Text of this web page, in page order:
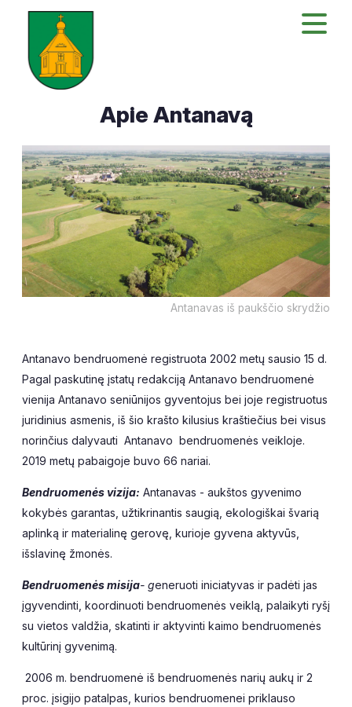
Apie Antanavą
Antanavas iš paukščio skrydžio
Antanavo bendruomenė registruota 2002 metų sausio 15 d.
Pagal paskutinę įstatų redakciją Antanavo bendruomenė
vienija Antanavo seniūnijos gyventojus bei joje registruotus
juridinius asmenis, iš šio krašto kilusius kraštiečius bei visus
norinčius dalyvauti Antanavo bendruomenės veikloje.
2019 metų pabaigoje buvo 66 nariai.
Bendruomenės vizija: Antanavas - aukštos gyvenimo
kokybės garantas, užtikrinantis saugią, ekologiškai švarią
aplinką ir materialinę gerovę, kurioje gyvena aktyvūs,
išslavinę žmonės.
Bendruomenės misija- generuoti iniciatyvas ir padėti jas
įgyvendinti, koordinuoti bendruomenės veiklą, palaikyti ryšį
su vietos valdžia, skatinti ir aktyvinti kaimo bendruomenės
kultūrinį gyvenimą.
2006 m. bendruomenė iš bendruomenės narių aukų ir 2
proc. įsigijo patalpas, kurios bendruomenei priklauso